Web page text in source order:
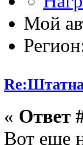
Мой
« Ответ
Вот еще